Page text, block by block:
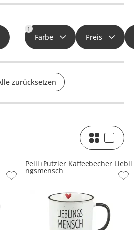
1
Farbe Preis
zurücksetzen
Peill+Putzler Kaffeebecher Liebli
ngsmensch